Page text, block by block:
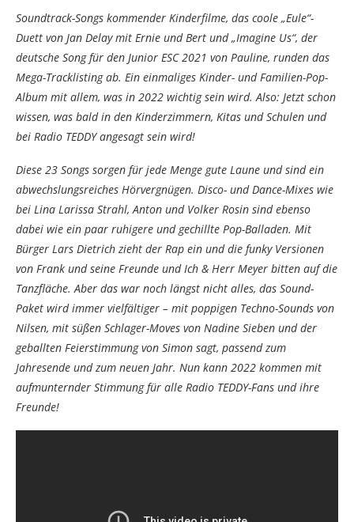
Soundtrack-Songs kommender Kinderfilme, das coole „Eule“-
Duett von Jan Delay mit Ernie und Bert und „Imagine Us“, der
deutsche Song für den Junior ESC 2021 von Pauline, runden das
Mega-Tracklisting ab. Ein einmaliges Kinder- und Familien-Pop-
Album mit allem, was in 2022 wichtig sein wird. Also: Jetzt schon
wissen, was bald in den Kinderzimmern, Kitas und Schulen und
bei Radio TEDDY angesagt sein wird!
Diese 23 Songs sorgen für jede Menge gute Laune und sind ein
abwechslungsreiches Hörvergnügen. Disco- und Dance-Mixes wie
bei Lina Larissa Strahl, Anton und Volker Rosin sind ebenso
dabei wie ein paar ruhigere und gechillte Pop-Balladen. Mit
Bürger Lars Dietrich zieht der Rap ein und die funky Versionen
von Frank und seine Freunde und Ich & Herr Meyer bitten auf die
Tanzfläche. Aber das war noch längst nicht alles, das Sound-
Paket wird immer vielfältiger – mit poppigen Techno-Sounds von
Nilsen, mit süßen Schlager-Moves von Nadine Sieben und der
geballten Feierstimmung von Simon sagt, passend zum
Jahresende und zum neuen Jahr. Nun kann 2022 kommen mit
aufmunternder Stimmung für alle Radio TEDDY-Fans und ihre
Freunde!